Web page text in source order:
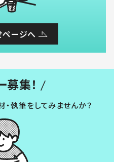
ージへ
募集！
・執筆をしてみませんか？